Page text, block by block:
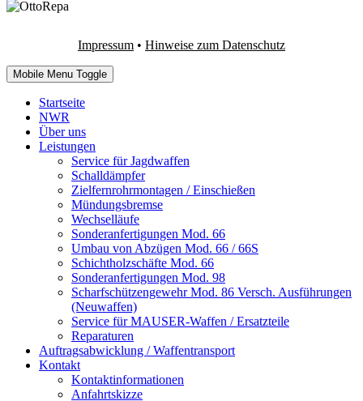
Impressum • Hinweise zum Datenschutz
Mobile Menu Toggle
Startseite
NWR
Über uns
Leistungen
Service für Jagdwaffen
Schalldämpfer
Zielfernrohrmontagen / Einschießen
Mündungsbremse
Wechselläufe
Sonderanfertigungen Mod. 66
Umbau von Abzügen Mod. 66 / 66S
Schichtholzschäfte Mod. 66
Sonderanfertigungen Mod. 98
Scharfschützengewehr Mod. 86 Versch. Ausführungen
(Neuwaffen)
Service für MAUSER-Waffen / Ersatzteile
Reparaturen
Auftragsabwicklung / Waffentransport
Kontakt
Kontaktinformationen
Anfahrtskizze